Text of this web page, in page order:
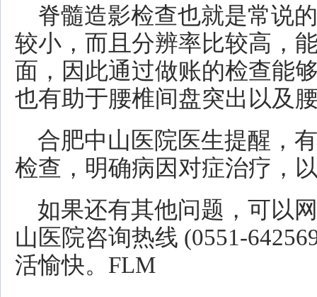
脊髓造影检查也就是常说
较小，而且分辨率比较高，
面，因此通过做账的检查能
也有助于腰椎间盘突出以及
合肥中山医院医生提醒，
检查，明确病因对症治疗，
如果还有其他问题，可以
山医院咨询热线 (0551-
活愉快。FLM